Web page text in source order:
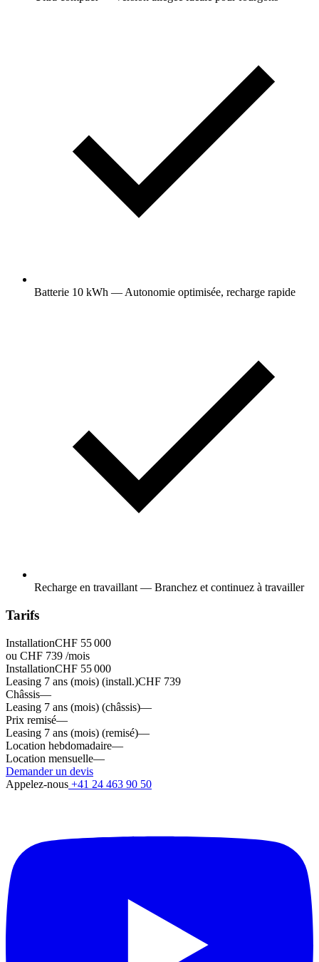
Batterie 10 kWh — Autonomie optimisée, recharge rapide
Recharge en travaillant — Branchez et continuez à travailler
Tarifs
InstallationCHF 55 000
ou CHF 739 /mois
InstallationCHF 55 000
Leasing 7 ans (mois) (install.)CHF 739
Châssis—
Leasing 7 ans (mois) (châssis)—
Prix remisé—
Leasing 7 ans (mois) (remisé)—
Location hebdomadaire—
Location mensuelle—
Demander un devis
Appelez-nous +41 24 463 90 50